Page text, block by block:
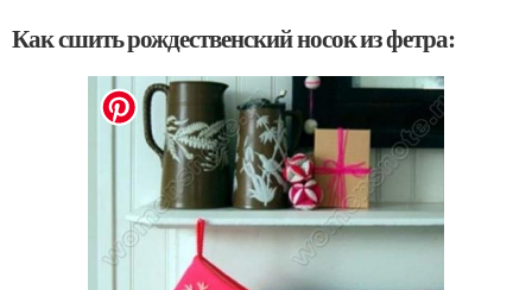
Как сшить рождественский носок из фетра: